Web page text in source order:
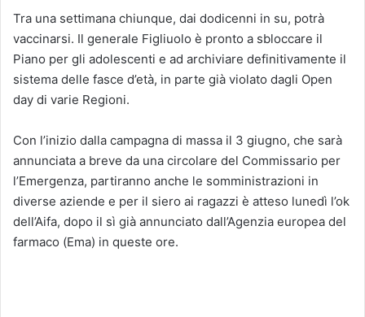
Tra una settimana chiunque, dai dodicenni in su, potrà
vaccinarsi. Il generale Figliuolo è pronto a sbloccare il
Piano per gli adolescenti e ad archiviare definitivamente il
sistema delle fasce d’età, in parte già violato dagli Open
day di varie Regioni.
Con l’inizio dalla campagna di massa il 3 giugno, che sarà
annunciata a breve da una circolare del Commissario per
l’Emergenza, partiranno anche le somministrazioni in
diverse aziende e per il siero ai ragazzi è atteso lunedì l’ok
dell’Aifa, dopo il sì già annunciato dall’Agenzia europea del
farmaco (Ema) in queste ore.